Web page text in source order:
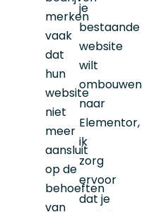
merken
vaak
dat
hun
website
niet
meer
aansluit
op de
behoeften
van
je
bestaande
website
wilt
ombouwen
naar
Elementor,
ik
zorg
ervoor
dat je